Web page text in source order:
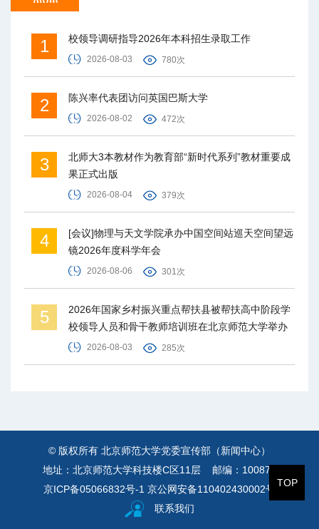
1 校领导调研指导2026年本科招生录取工作
2026-08-03 780次
2 陈兴率代表团访问英国巴斯大学
2026-08-02 472次
3
北师大3本教材作为教育部“新时代系列”教材重要成
果正式出版
2026-08-04 379次
4
[会议]物理与天文学院承办中国空间站巡天空间望远
镜2026年度科学年会
2026-08-06 301次
5
2026年国家乡村振兴重点帮扶县被帮扶高中阶段学
校领导人员和骨干教师培训班在北京师范大学举办
2026-08-03 285次
TOP
© 版权所有 北京师范大学党委宣传部（新闻中心）
地址：北京师范大学科技楼C区11层 邮编：100875
京ICP备05066832号-1 京公网安备110402430002号
联系我们